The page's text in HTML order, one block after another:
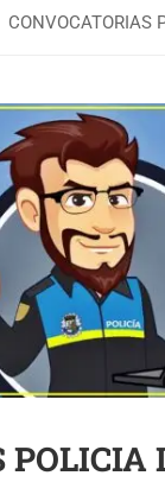
CONVOCATORIAS
POLICIA